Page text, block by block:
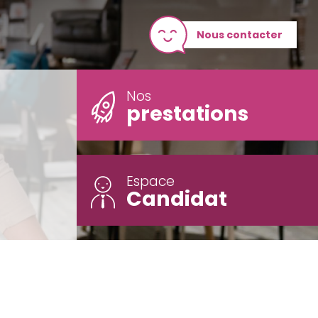
Nous contacter
Nos
prestations
Espace
Candidat